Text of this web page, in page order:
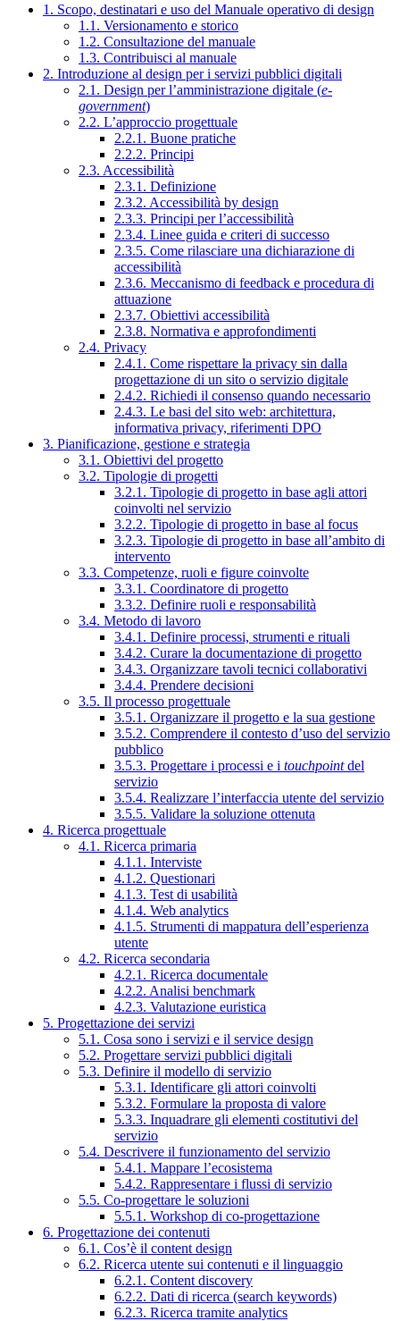
1. Scopo, destinatari e uso del Manuale operativo di design
1.1. Versionamento e storico
1.2. Consultazione del manuale
1.3. Contribuisci al manuale
2. Introduzione al design per i servizi pubblici digitali
2.1. Design per l’amministrazione digitale (e-
government)
2.2. L’approccio progettuale
2.2.1. Buone pratiche
2.2.2. Principi
2.3. Accessibilità
2.3.1. Definizione
2.3.2. Accessibilità by design
2.3.3. Principi per l’accessibilità
2.3.4. Linee guida e criteri di successo
2.3.5. Come rilasciare una dichiarazione di
accessibilità
2.3.6. Meccanismo di feedback e procedura di
attuazione
2.3.7. Obiettivi accessibilità
2.3.8. Normativa e approfondimenti
2.4. Privacy
2.4.1. Come rispettare la privacy sin dalla
progettazione di un sito o servizio digitale
2.4.2. Richiedi il consenso quando necessario
2.4.3. Le basi del sito web: architettura,
informativa privacy, riferimenti DPO
3. Pianificazione, gestione e strategia
3.1. Obiettivi del progetto
3.2. Tipologie di progetti
3.2.1. Tipologie di progetto in base agli attori
coinvolti nel servizio
3.2.2. Tipologie di progetto in base al focus
3.2.3. Tipologie di progetto in base all’ambito di
intervento
3.3. Competenze, ruoli e figure coinvolte
3.3.1. Coordinatore di progetto
3.3.2. Definire ruoli e responsabilità
3.4. Metodo di lavoro
3.4.1. Definire processi, strumenti e rituali
3.4.2. Curare la documentazione di progetto
3.4.3. Organizzare tavoli tecnici collaborativi
3.4.4. Prendere decisioni
3.5. Il processo progettuale
3.5.1. Organizzare il progetto e la sua gestione
3.5.2. Comprendere il contesto d’uso del servizio
pubblico
3.5.3. Progettare i processi e i touchpointdel
servizio
3.5.4. Realizzare l’interfaccia utente del servizio
3.5.5. Validare la soluzione ottenuta
4. Ricerca progettuale
4.1. Ricerca primaria
4.1.1. Interviste
4.1.2. Questionari
4.1.3. Test di usabilità
4.1.4. Web analytics
4.1.5. Strumenti di mappatura dell’esperienza
utente
4.2. Ricerca secondaria
4.2.1. Ricerca documentale
4.2.2. Analisi benchmark
4.2.3. Valutazione euristica
5. Progettazione dei servizi
5.1. Cosa sono i servizi e il service design
5.2. Progettare servizi pubblici digitali
5.3. Definire il modello di servizio
5.3.1. Identificare gli attori coinvolti
5.3.2. Formulare la proposta di valore
5.3.3. Inquadrare gli elementi costitutivi del
servizio
5.4. Descrivere il funzionamento del servizio
5.4.1. Mappare l’ecosistema
5.4.2. Rappresentare i flussi di servizio
5.5. Co-progettare le soluzioni
5.5.1. Workshop di co-progettazione
6. Progettazione dei contenuti
6.1. Cos’è il content design
6.2. Ricerca utente sui contenuti e il linguaggio
6.2.1. Content discovery
6.2.2. Dati di ricerca (search keywords)
6.2.3. Ricerca tramite analytics